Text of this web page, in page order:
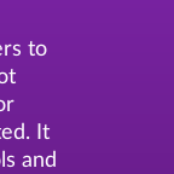
to
It
and